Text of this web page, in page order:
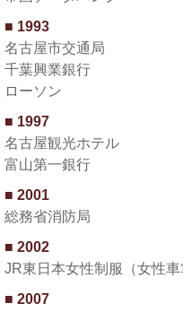
1993
名古屋市交通局
千葉興業銀行
ローソン
1997
名古屋観光ホテル
富山第一銀行
2001
総務省消防局
2002
JR東日本女性制服（女性車
2007